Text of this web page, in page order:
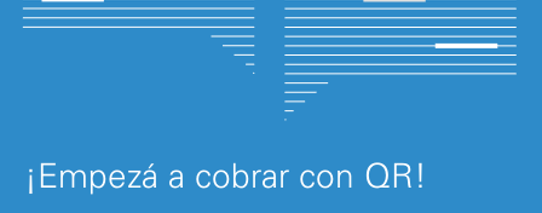
¡Empezá a cobrar con QR!